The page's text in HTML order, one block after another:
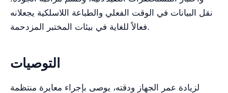
نقل البيانات في الوقت الفعلي والطباعة اللاسلكية يجعلانه
فعالاً للغاية في بيئات المختبر المزدحمة.
التوصيات
لزيادة عمر الجهاز ودقته، يوصى بإجراء معايرة منتظمة